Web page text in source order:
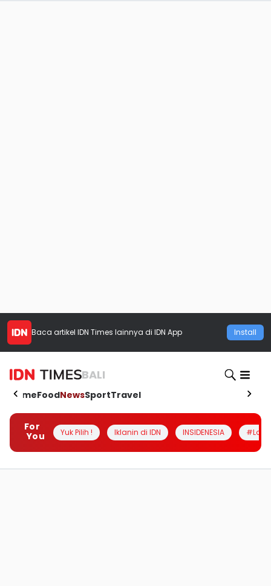
Baca artikel IDN Times lainnya di IDN App Install
BALI
HomeFoodNewsSportTravel
For
You
Yuk Pilih ! Iklanin di IDN INSIDENESIA